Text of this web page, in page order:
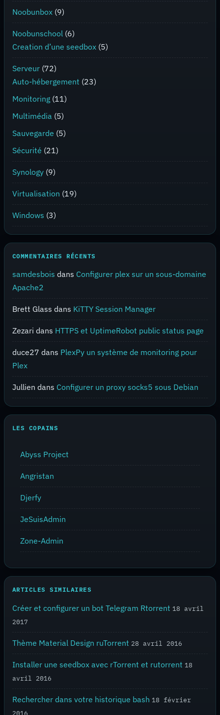
Noobunbox (9)
Noobunschool (6)
Creation d’une seedbox (5)
Serveur (72)
Auto-hébergement (23)
Monitoring (11)
Multimédia (5)
Sauvegarde (5)
Sécurité (21)
Synology (9)
Virtualisation (19)
Windows (3)
COMMENTAIRES RÉCENTS
samdesbois dans Configurer plex sur un sous-domaine
Apache2
Brett Glass dans KiTTY Session Manager
Zezari dans HTTPS et UptimeRobot public status page
duce27 dans PlexPy un système de monitoring pour
Plex
Jullien dans Configurer un proxy socks5 sous Debian
LES COPAINS
Abyss Project
Angristan
Djerfy
JeSuisAdmin
Zone-Admin
ARTICLES SIMILAIRES
Créer et configurer un bot Telegram Rtorrent 18 avril
2017
Thème Material Design ruTorrent 28 avril 2016
Installer une seedbox avec rTorrent et rutorrent 18
avril 2016
Rechercher dans votre historique bash 18 février
2016